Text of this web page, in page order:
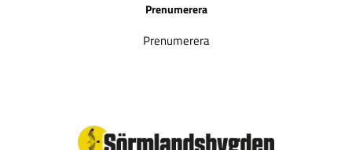
Prenumerera
Prenumerera